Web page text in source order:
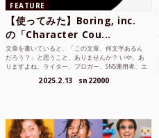
FEATURE
【使ってみた】Boring, inc.
の「Character Cou...
文章を書いていると、「この文章、何文字あるん
だろう？」と思うこと、ありませんか？ いや、あ
りますよね。ライター、ブロガー、SNS運用者、エ
2025.2.13 sn22000